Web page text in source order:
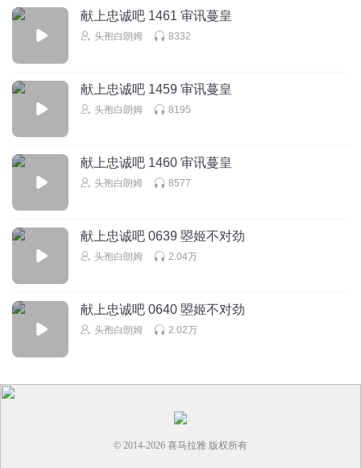
献上忠诚吧 1461 审讯蔓皇
头孢白朗姆 8332
献上忠诚吧 1459 审讯蔓皇
头孢白朗姆 8195
献上忠诚吧 1460 审讯蔓皇
头孢白朗姆 8577
献上忠诚吧 0639 曌姬不对劲
头孢白朗姆 2.04万
献上忠诚吧 0640 曌姬不对劲
头孢白朗姆 2.02万
© 2014-2026 喜马拉雅 版权所有